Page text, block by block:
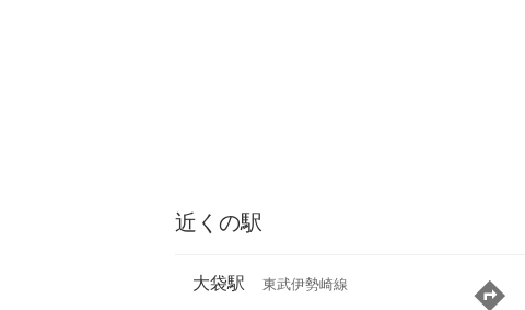
近くの駅
大袋駅 東武伊勢崎線